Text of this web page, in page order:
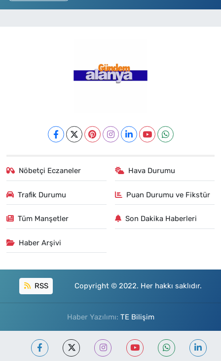
Nöbetçi Eczaneler Hava Durumu
Trafik Durumu Puan Durumu ve Fikstür
Tüm Manşetler Son Dakika Haberleri
Haber Arşivi
RSS Copyright © 2022. Her hakkı saklıdır.
Haber Yazılımı: TE Bilişim